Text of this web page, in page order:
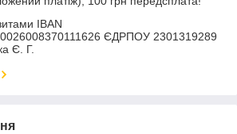
IBAN
ЄДРПОУ 2301319289
Є. Г.